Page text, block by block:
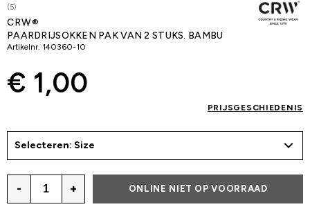
(5)
CRW®
PAARDRIJSOKKEN PAK VAN 2 STUKS. BAMBU
Artikelnr. 140360-10
€ 1,00
PRIJSGESCHIEDENIS
Selecteren: Size
- + ONLINE NIET OP VOORRAAD